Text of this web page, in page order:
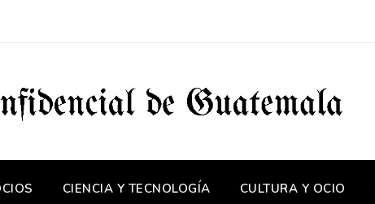
CIENCIA Y TECNOLOGÍA CULTURA Y OCIO